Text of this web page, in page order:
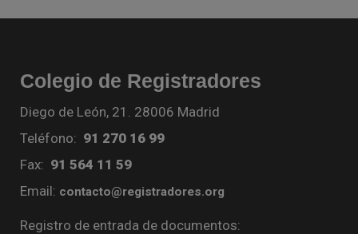
Colegio de Registradores
Diego de León, 21. 28006 Madrid
Teléfono: 91 270 16 99
Fax: 91 564 11 59
Email: contacto@registradores.org
Registro de entrada de documentos: